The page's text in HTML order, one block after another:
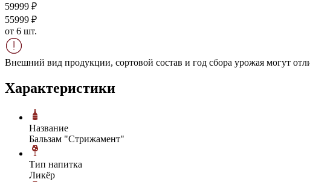
59999 ₽
55999 ₽
от 6 шт.
Внешний вид продукции, сортовой состав и год сбора урожая могут
Характеристики
Название
Бальзам "Стрижамент"
Тип напитка
Ликёр